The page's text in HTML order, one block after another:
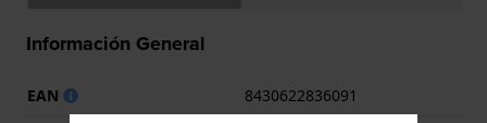
Información General
EAN
8430622836091